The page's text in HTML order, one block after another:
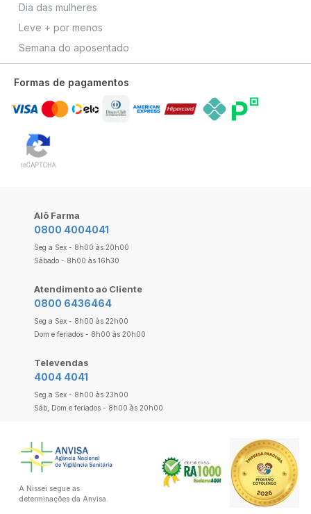
Dia das mulheres
Leve + por menos
Semana do aposentado
Formas de pagamentos
Alô Farma
0800 4004041
Seg a Sex - 8h00 às 20h00
Sábado - 8h00 às 16h30
Atendimento ao Cliente
0800 6436464
Seg a Sex - 8h00 às 22h00
Dom e feriados - 8h00 às 20h00
Televendas
4004 4041
Seg a Sex - 8h00 às 23h00
Sáb, Dom e feriados - 8h00 às 20h00
A Nissei segue as
determinações da Anvisa.